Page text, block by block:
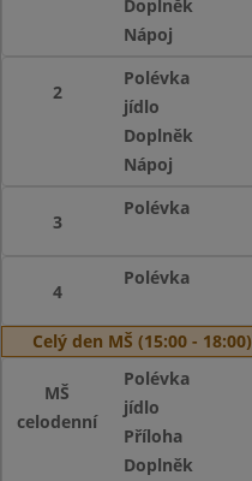
Doplněk
Nápoj
2
Polévka
jídlo
Doplněk
Nápoj
3
Polévka
4
Polévka
Celý den MŠ (15:00 - 18:00)
MŠ
celodenní
Polévka
jídlo
Příloha
Doplněk